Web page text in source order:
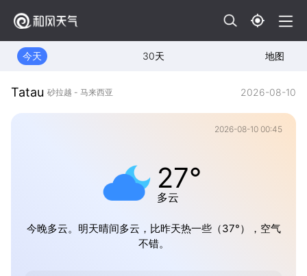
今天 30天 地图
Tatau 砂拉越 - 马来西亚 2026-08-10
2026-08-10 00:45
27°
多云
今晚多云。明天晴间多云，比昨天热一些（37°），空气
不错。